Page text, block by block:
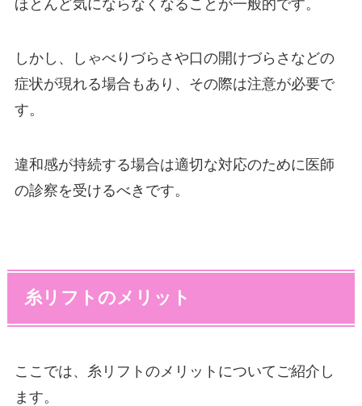
ほとんど気にならなくなることが一般的です。
しかし、しゃべりづらさや口の開けづらさなどの
症状が現れる場合もあり、その際は注意が必要で
す。
違和感が持続する場合は適切な対応のために医師
の診察を受けるべきです。
糸リフトのメリット
ここでは、糸リフトのメリットについてご紹介し
ます。